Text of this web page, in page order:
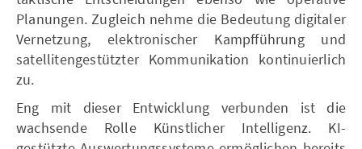
Planungen. Zugleich nehme die Bedeutung digitaler
Vernetzung, elektronischer Kampfführung und
satellitengestützter Kommunikation kontinuierlich
zu.
Eng mit dieser Entwicklung verbunden ist die
wachsende Rolle Künstlicher Intelligenz. KI-